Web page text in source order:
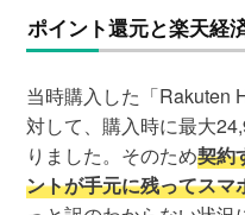
ポイント還元と楽天経
当時購入した「Rakuten
対して、購入時に最大
りました。そのため契約
ントが手元に残ってスマ